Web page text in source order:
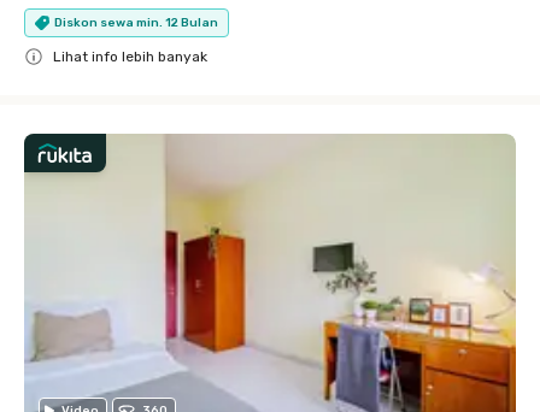
Diskon sewa min. 12 Bulan
Lihat info lebih banyak